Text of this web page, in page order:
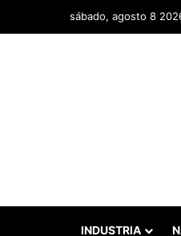
sábado, agosto 8
INDUSTRIA